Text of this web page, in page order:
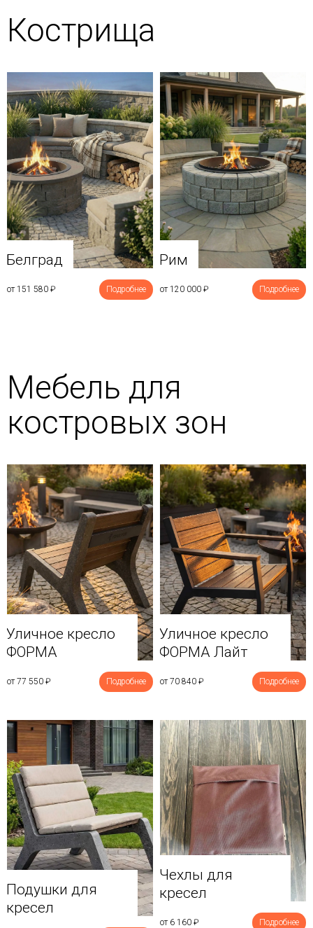
Кострища
Белград
от 151 580 ₽ Подробнее
Рим
от 120 000 ₽ Подробнее
Мебель для
костровых зон
Уличное кресло
ФОРМА
от 77 550 ₽ Подробнее
Уличное кресло
ФОРМА Лайт
от 70 840 ₽ Подробнее
Подушки для
кресел
Чехлы для
кресел
от 6 160 ₽ Подробнее